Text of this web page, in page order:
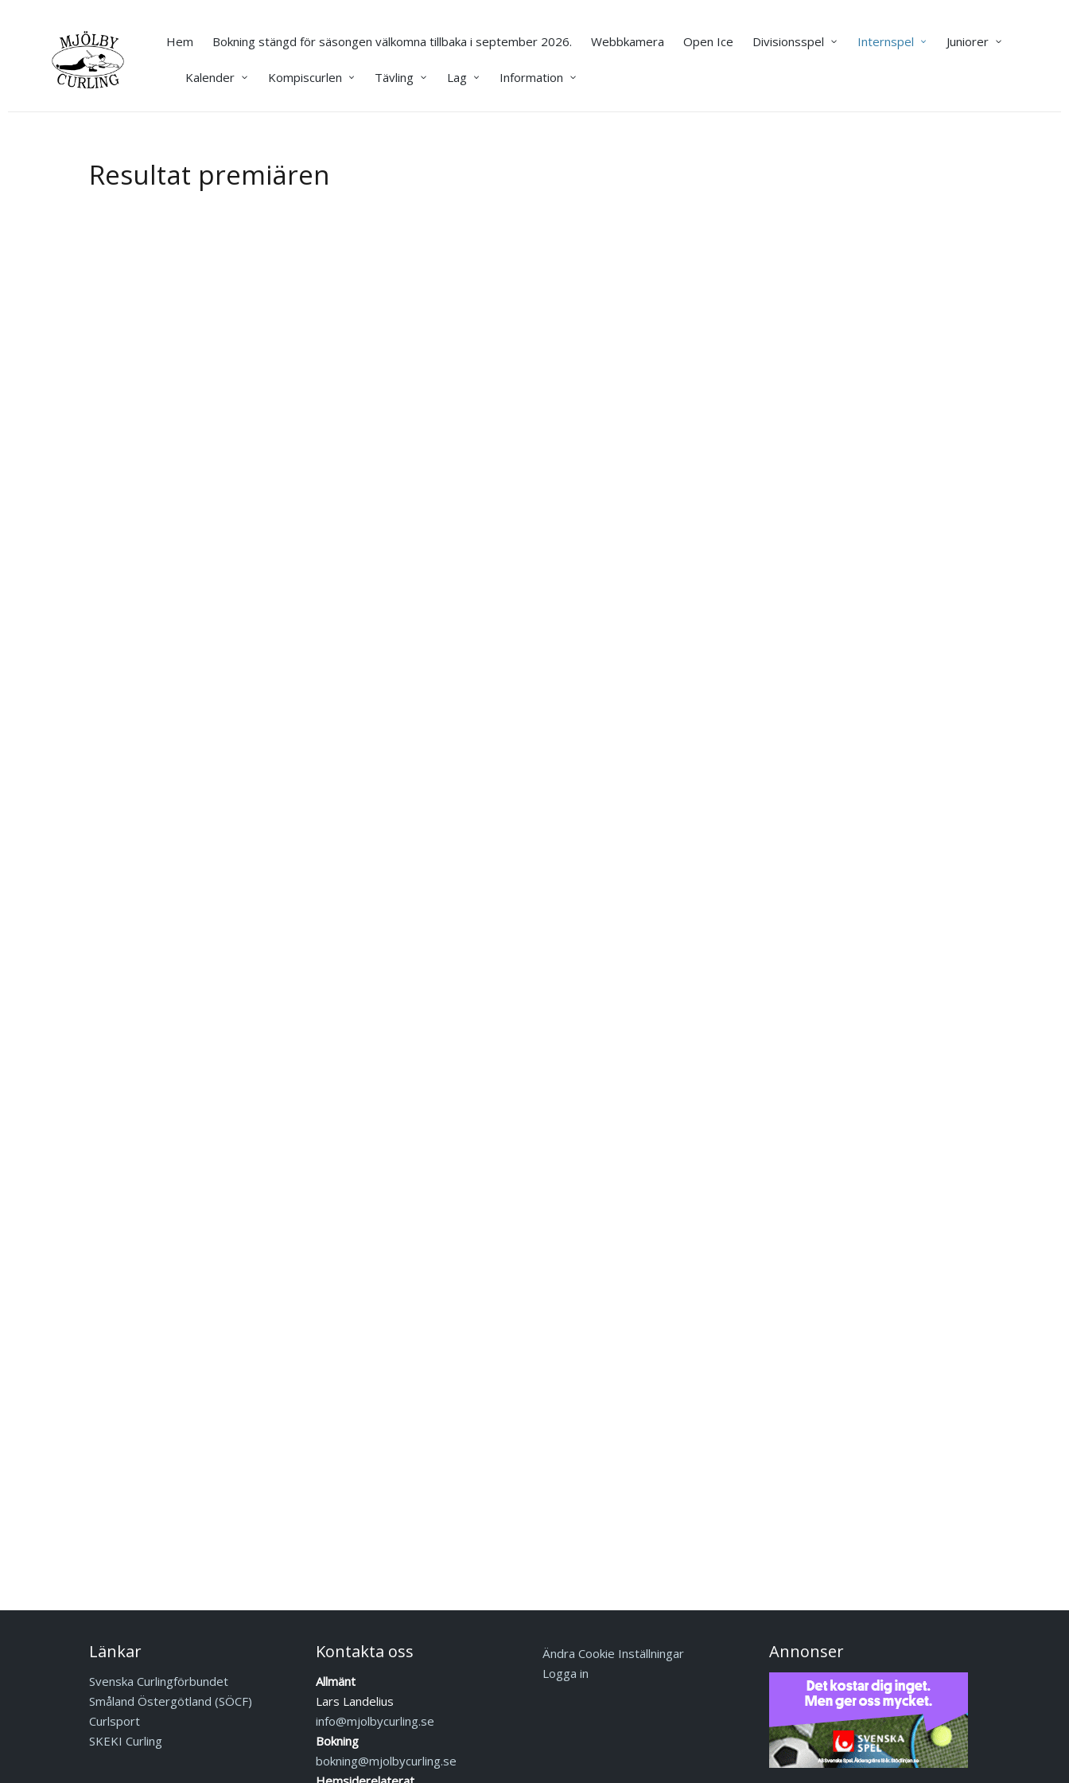
Hem Bokning stängd för säsongen välkomna tillbaka i september 2026. Webbkamera Open Ice Divisionsspel Internspel Juniorer
Kalender Kompiscurlen Tävling Lag Information
Resultat premiären
Länkar
Svenska Curlingförbundet
Småland Östergötland (SÖCF)
Curlsport
SKEKI Curling
Kontakta oss
Allmänt
Lars Landelius
info@mjolbycurling.se
Bokning
bokning@mjolbycurling.se
Ändra Cookie Inställningar
Logga in
Annonser